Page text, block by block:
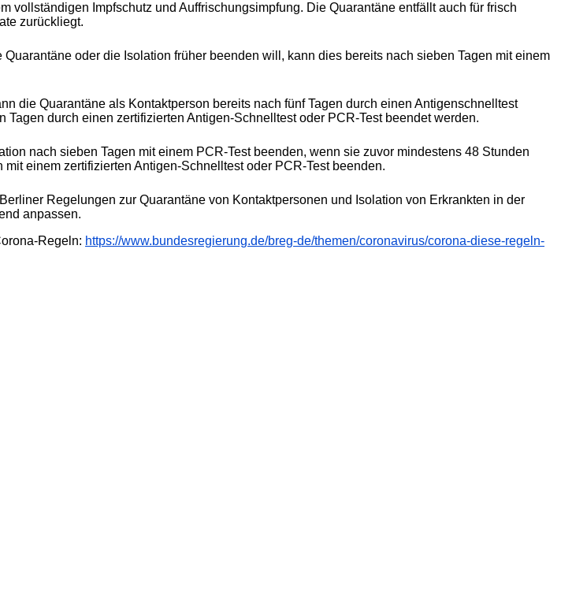
Impfschutz und Auffrischungsimpfung. Die Quarantäne entfällt auch für frisch
zurückliegt.
oder die Isolation früher beenden will, kann dies bereits nach sieben Tagen mit einem
die Quarantäne als Kontaktperson bereits nach fünf Tagen durch einen Antigenschnelltest
durch einen zertifizierten Antigen-Schnelltest oder PCR-Test beendet werden.
nach sieben Tagen mit einem PCR-Test beenden, wenn sie zuvor mindestens 48 Stunden
einem zertifizierten Antigen-Schnelltest oder PCR-Test beenden.
Regelungen zur Quarantäne von Kontaktpersonen und Isolation von Erkrankten in der
anpassen.
Regeln: https://www.bundesregierung.de/breg-de/themen/coronavirus/corona-diese-regeln-